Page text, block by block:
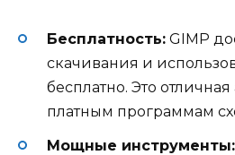
Бесплатность: GIMP
скачивания и
бесплатно. Это отличная
платным программам
Мощные инструменты: